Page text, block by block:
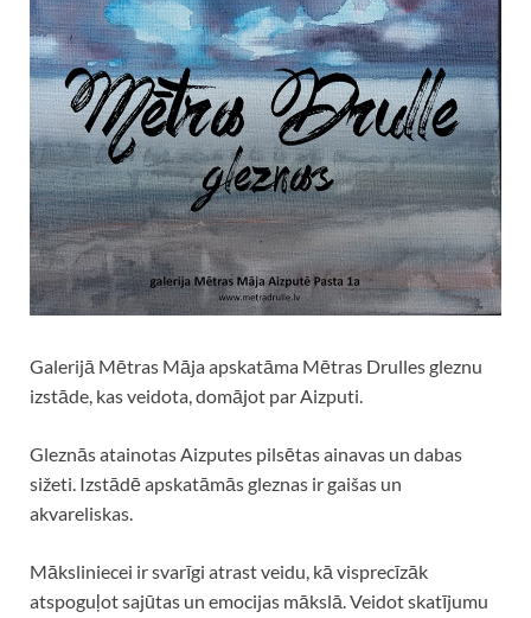
Galerijā Mētras Māja apskatāma Mētras Drulles gleznu
izstāde, kas veidota, domājot par Aizputi.
Gleznās atainotas Aizputes pilsētas ainavas un dabas
sižeti. Izstādē apskatāmās gleznas ir gaišas un
akvareliskas.
Māksliniecei ir svarīgi atrast veidu, kā visprecīzāk
atspoguļot sajūtas un emocijas mākslā. Veidot skatījumu